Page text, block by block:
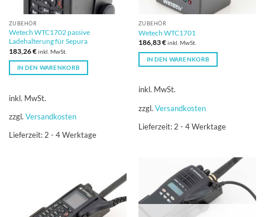
ZUBEHÖR
Wetech WTC1702 passive
Ladehalterung für Sepura
183,26€inkl. MwSt.
IN DEN WARENKORB
inkl. MwSt.
zzgl. Versandkosten
Lieferzeit: 2 - 4 Werktage
ZUBEHÖR
Wetech WTC1701
186,83€inkl. MwSt.
IN DEN WARENKORB
inkl. MwSt.
zzgl. Versandkosten
Lieferzeit: 2 - 4 Werktage